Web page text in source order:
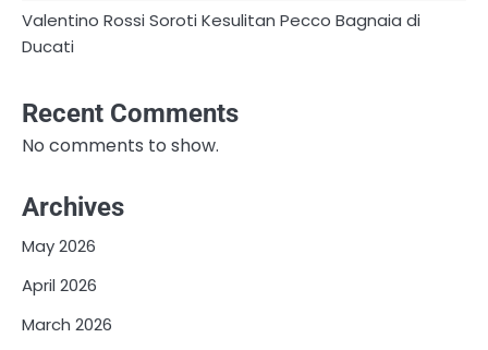
Valentino Rossi Soroti Kesulitan Pecco Bagnaia di
Ducati
Recent Comments
No comments to show.
Archives
May 2026
April 2026
March 2026